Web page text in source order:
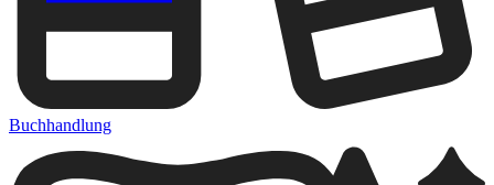
Buchhandlung